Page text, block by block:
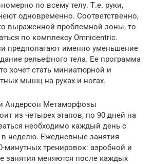
по всему телу. Т.е. руки,
одновременно. Соответственно,
выраженной проблемной зоны, то
по комплексу Omnicentric.
предполагают именно уменьшение
рельефного тела. Ее программа
хочет стать миниатюрной и
мышц на руках и ногах.
Андерсон Метаморфозы
из четырех этапов, по 90 дней на
необходимо каждый день с
неделю. Ежедневные занятия
минутных тренировок: аэробной и
занятия меняются после каждых